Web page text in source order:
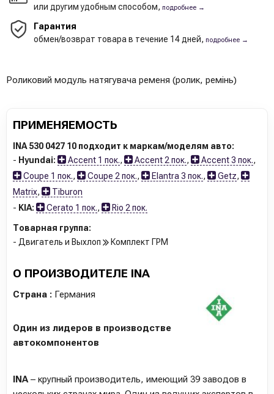
или другим удобным способом, подробнее →
Гарантия
обмен/возврат товара в течение 14 дней, подробнее →
Роликовий модуль натягувача ременя (ролик, ремінь)
ПРИМЕНЯЕМОСТЬ
INA 530 0427 10 подходит к маркам/моделям авто:
- Hyundai: Accent 1 пок., Accent 2 пок., Accent 3 пок.,
Coupe 1 пок., Coupe 2 пок., Elantra 3 пок., Getz,
Matrix,
Tiburon
- KIA: Cerato 1 пок., Rio 2 пок.
Товарная группа:
- Двигатель и Выхлоп
Комплект ГРМ
О ПРОИЗВОДИТЕЛЕ INA
Страна : Германия
Один из лидеров в производстве
автокомпонентов
INA– крупный производитель, имеющий 39 заводов в